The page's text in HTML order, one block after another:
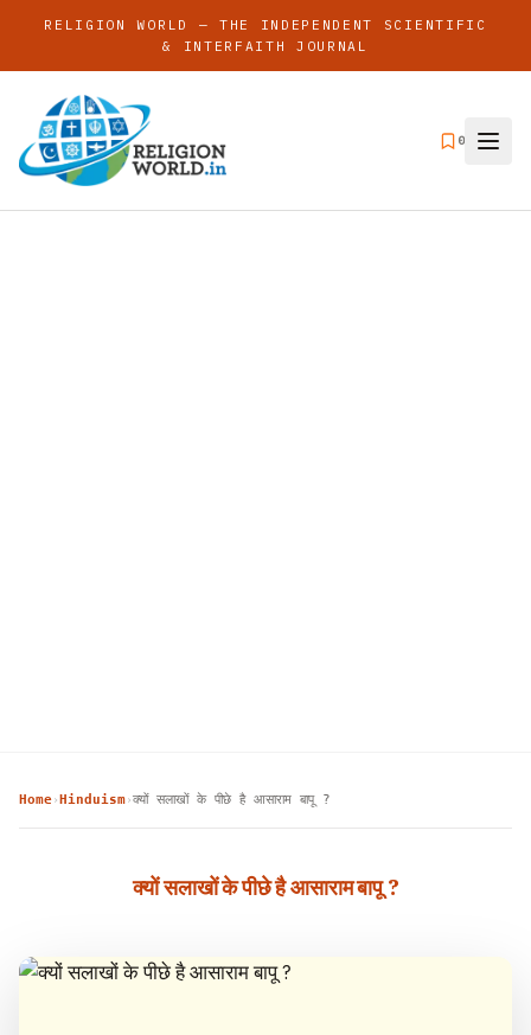
RELIGION WORLD — THE INDEPENDENT SCIENTIFIC
& INTERFAITH JOURNAL
0
Home› Hinduism›क्यों सलाखों के पीछे है आसाराम बापू ?
क्यों सलाखों के पीछे है आसाराम बापू ?